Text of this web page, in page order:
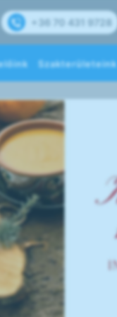
+36 70 431 9728
Szakterületeink